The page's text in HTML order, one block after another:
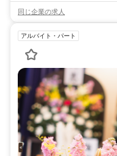
同じ企業の求人
アルバイト・パート